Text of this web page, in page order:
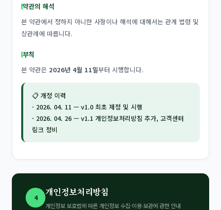
약관의 해석
본 약관에서 정하지 아니한 사항이나 해석에 대해서는 관계 법령 및
상관례에 따릅니다.
부칙
본 약관은 2026년 4월 11일부터 시행합니다.
📋 개정 이력
· 2026. 04. 11 — v1.0 최초 제정 및 시행
· 2026. 04. 26 — v1.1 개인정보처리방침 추가, 고객센터
링크 정비
4 개인정보처리방침
개인정보 보호법에 따른 개인정보 수집·이용·보관에 관한 안내